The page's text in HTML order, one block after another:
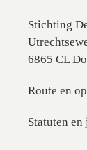
Stichting
6865 CL
Route en
Statuten